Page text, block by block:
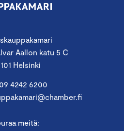
Aallon katu 5 C
Helsinki
09 4242 6200
meitä: